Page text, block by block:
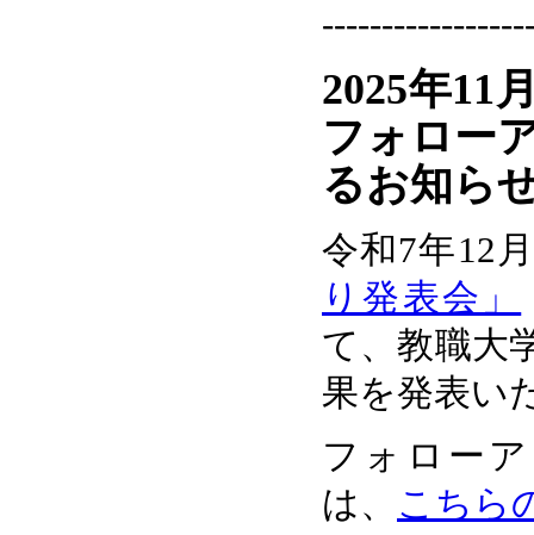
2025年11
フォロー
るお知ら
令和7年12
り発表会」
て、教職大
果を発表い
フォロー
は、 こちら